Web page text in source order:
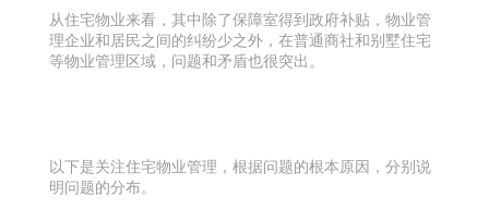
从住宅物业来看，其中除了保障室得到政府补贴，物业管
理企业和居民之间的纠纷少之外，在普通商社和别墅住宅
等物业管理区域，问题和矛盾也很突出。
以下是关注住宅物业管理，根据问题的根本原因，分别说
明问题的分布。